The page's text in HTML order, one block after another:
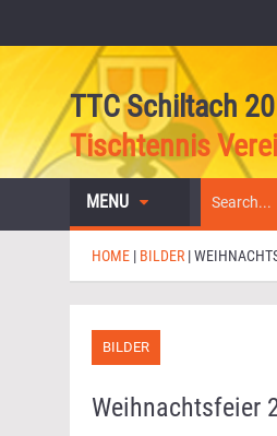
TTC Schiltach
Tischtennis
MENU
HOME | BILDER |
BILDER
Weihnachtsfeier